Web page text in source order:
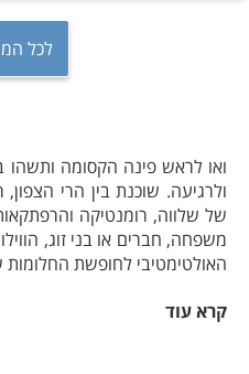
לכל
קרא עוד
ואו לראש פינה הקסומה ותשהו
ולרגיעה. שוכנת בין הרי
של שלווה, רומנטיקה
משפחה, חברים או בני זוג,
האולטימטיבי לחופשת
כל יחידת אירוח מעוצבת בקפידה,